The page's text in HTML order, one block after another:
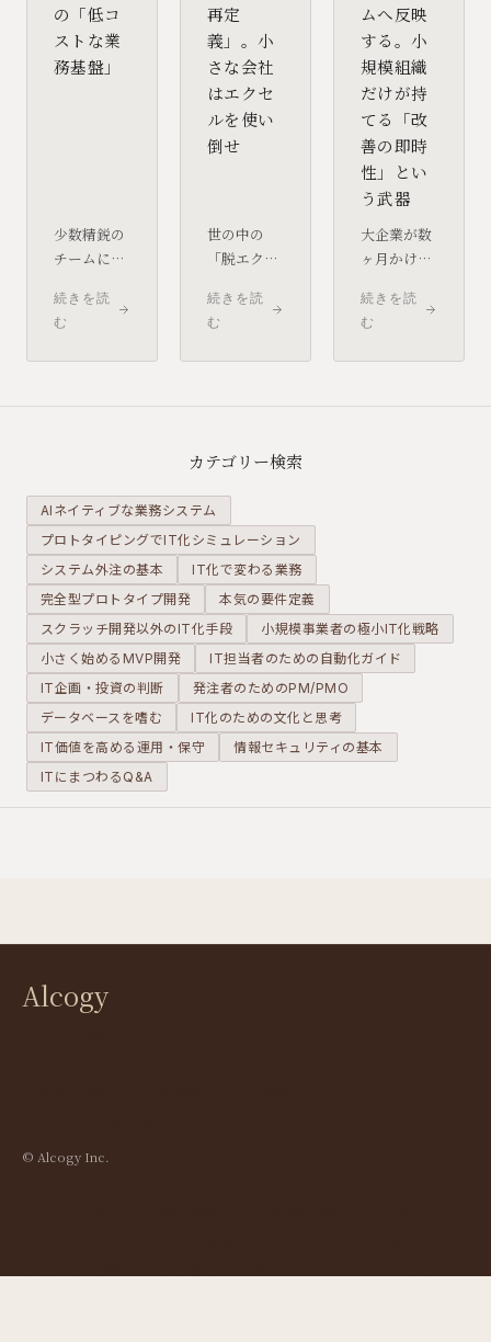
の「低コ
ストな業
務基盤」
少数精鋭の
チームにと
の同期スピ
ードは生命
こそ、あえ
以上の機動
力を手に入
れるための
「黄金の構
成」を提案
します。
続きを読
む
再定
義」。小
さな会社
はエクセ
ルを使い
倒せ
世の中の
「脱エクセ
言葉に惑わ
されてはい
者にとっ
ルは最強の
味方です。
ただし、そ
れを「表計
算」ではな
く「データ
ベース」と
して正しく
扱うことが
条件です。
続きを読
む
ムへ反映
する。小
規模組織
だけが持
てる「改
善の即時
性」とい
う武器
大企業が数
ヶ月かける
善を、小規
模チームは
す。この
になりま
す。
続きを読
む
カテゴリー検索
AIネイティブな業務システム
プロトタイピングでIT化シミュレーション
システム外注の基本
IT化で変わる業務
完全型プロトタイプ開発
本気の要件定義
スクラッチ開発以外のIT化手段
小規模事業者の極小IT化戦略
小さく始めるMVP開発
IT担当者のための自動化ガイド
IT企画・投資の判断
発注者のためのPM/PMO
データベースを嗜む
IT化のための文化と思考
IT価値を高める運用・保守
情報セキュリティの基本
ITにまつわるQ&A
Alcogy
© Alcogy Inc.
システム開発
プロダクト一覧
Github